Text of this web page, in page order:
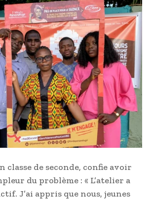
classe de seconde, confie avoir
du problème : « L’atelier a
J’ai appris que nous, jeunes